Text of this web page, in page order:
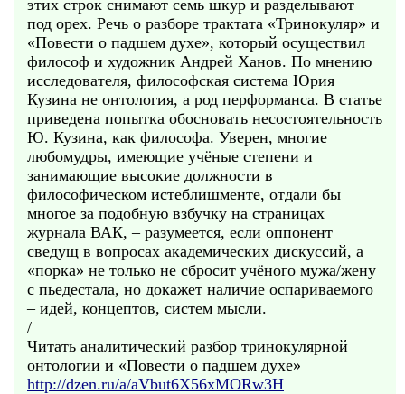
этих строк снимают семь шкур и разделывают
под орех. Речь о разборе трактата «Тринокуляр» и
«Повести о падшем духе», который осуществил
философ и художник Андрей Ханов. По мнению
исследователя, философская система Юрия
Кузина не онтология, а род перформанса. В статье
приведена попытка обосновать несостоятельность
Ю. Кузина, как философа. Уверен, многие
любомудры, имеющие учёные степени и
занимающие высокие должности в
философическом истеблишменте, отдали бы
многое за подобную взбучку на страницах
журнала ВАК, – разумеется, если оппонент
сведущ в вопросах академических дискуссий, а
«порка» не только не сбросит учёного мужа/жену
с пьедестала, но докажет наличие оспариваемого
– идей, концептов, систем мысли.
/
Читать аналитический разбор тринокулярной
онтологии и «Повести о падшем духе»
http://dzen.ru/a/aVbut6X56xMORw3H